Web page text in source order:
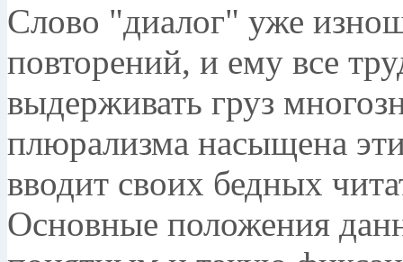
Слово "диалог" уже
повторений, и ему все
выдерживать груз
плюрализма насыщена
вводит своих бедных
Основные положения